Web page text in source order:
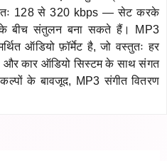
128 से 320 kbps — सेट करके
के बीच संतुलन बना सकते हैं। MP3
ऑडियो फ़ॉर्मेट है, जो वस्तुतः हर
और कार ऑडियो सिस्टम के साथ संगत
के बावजूद, MP3 संगीत वितरण